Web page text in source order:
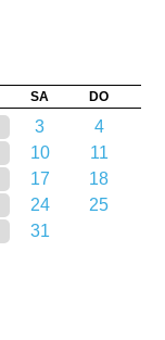
SA DO
3
4
10
11
17
18
24
25
31